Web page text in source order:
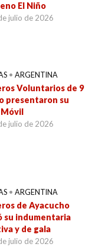
El Niño
julio de 2026
• ARGENTINA
Voluntarios de 9
presentaron su
julio de 2026
• ARGENTINA
de Ayacucho
su indumentaria
y de gala
julio de 2026